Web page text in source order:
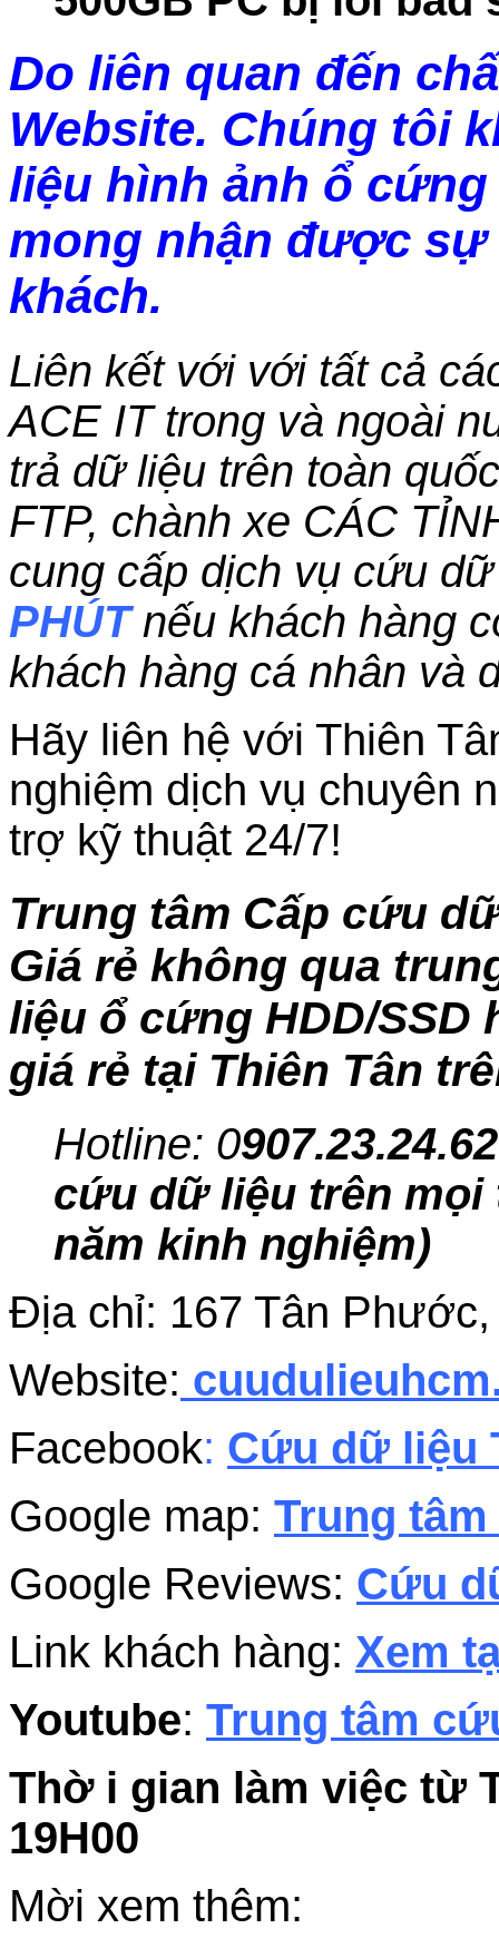
Do liên quan đến
Website. Chúng tôi
liệu hình ảnh ổ
mong nhận được
khách.
Liên kết với với tất cả
ACE IT trong và ngoài
trả dữ liệu trên toàn
FTP, chành xe CÁC
cung cấp dịch vụ cứu
PHÚTnếu khách hàng
khách hàng cá nhân và
Hãy liên hệ với Thiên
nghiệm dịch vụ chuyên
trợ kỹ thuật 24/7!
Trung tâm Cấp cứu
Giá rẻ không qua
liệu ổ cứng HDD/SSD
giá rẻ tại Thiên Tân
Hotline: 0
cứu dữ liệu trên
năm kinh nghiệm)
Địa chỉ: 167 Tân
Website:
Facebook: Cứu dữ liệu
Google map: Trung
Google Reviews: Cứu
Link khách hàng: Xem
Youtube: Trung tâm
Thờ i gian làm việc từ
19H00
Mời xem thêm: